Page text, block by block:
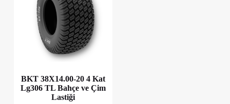
BKT 38X14.00-20 4 Kat
Lg306 TL Bahçe ve Çim
Lastiği